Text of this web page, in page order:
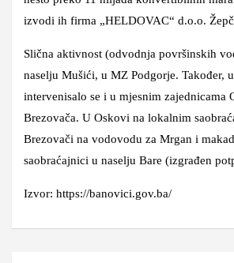
izvodi ih firma „HELDOVAC“ d.o.o.
Slična aktivnost (odvodnja površinskih
naselju Mušići, u MZ Podgorje. Također,
intervenisalo se i u mjesnim zajednicama
Brezovača. U Oskovi na lokalnim
Brezovači na vodovodu za Mrgan i
saobraćajnici u naselju Bare (izgrađen
Izvor: https://banovici.gov.ba/